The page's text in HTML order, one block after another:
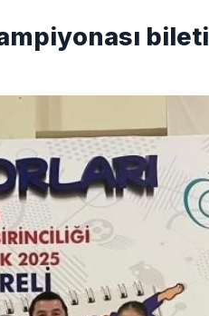
bileti